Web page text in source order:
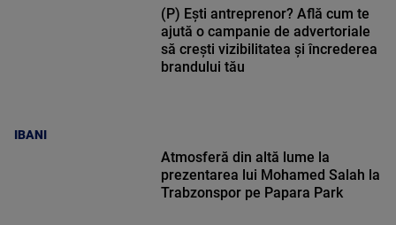
IBANI
(P) Ești antreprenor? Află cum te
ajută o campanie de advertoriale
să crești vizibilitatea și încrederea
brandului tău
Atmosferă din altă lume la
prezentarea lui Mohamed Salah la
Trabzonspor pe Papara Park